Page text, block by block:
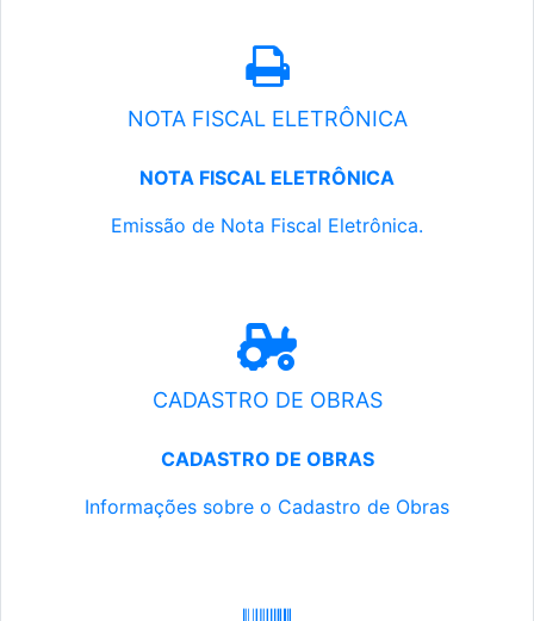
NOTA FISCAL ELETRÔNICA
NOTA FISCAL ELETRÔNICA
Emissão de Nota Fiscal Eletrônica.
CADASTRO DE OBRAS
CADASTRO DE OBRAS
Informações sobre o Cadastro de Obras